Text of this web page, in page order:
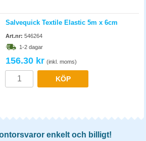
Salvequick Textile Elastic 5m x 6cm
Art.nr: 546264
1-2 dagar
156.30 kr (inkl. moms)
KÖP
enkelt och billigt!